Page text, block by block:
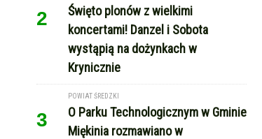
2
Święto plonów z wielkimi
koncertami! Danzel i Sobota
wystąpią na dożynkach w
Krynicznie
3
POWIAT ŚREDZKI
O Parku Technologicznym w Gminie
Miękinia rozmawiano w